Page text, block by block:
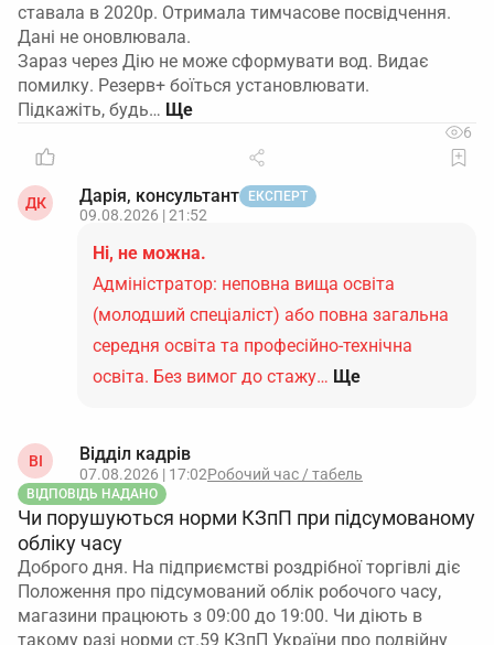
ставала в 2020р. Отримала тимчасове посвідчення.
Дані не оновлювала.
Зараз через Дію не може сформувати вод. Видає
помилку. Резерв+ боїться установлювати.
Підкажіть, будь…
6
ДК Дарія, консультант ЕКСПЕРТ
09.08.2026 | 21:52
Ні, не можна.
Адміністратор: неповна вища освіта
(молодший спеціаліст) або повна загальна
середня освіта та професійно-технічна
освіта. Без вимог до стажу… Ще
ВІ Відділ кадрів
07.08.2026 | 17:02Робочий час / табель
ВІДПОВІДЬ НАДАНО
Чи порушуються норми КЗпП при підсумованому
обліку часу
Доброго дня. На підприємстві роздрібної торгівлі діє
Положення про підсумований облік робочого часу,
магазини працюють з 09:00 до 19:00. Чи діють в
такому разі норми ст.59 КЗпП України про подвійну